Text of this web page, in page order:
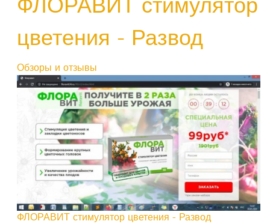
цветения - Развод
Обзоры и отзывы
ФЛОРАВИТ стимулятор цветения - Развод